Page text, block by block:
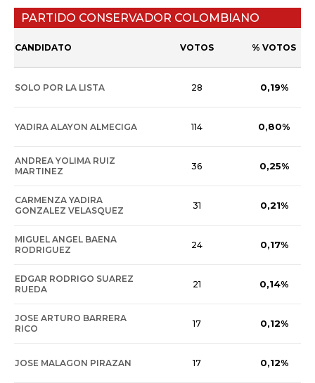
PARTIDO CONSERVADOR COLOMBIANO
CANDIDATO VOTOS % VOTOS
SOLO POR LA LISTA 28 0,19%
YADIRA ALAYON ALMECIGA 114 0,80%
ANDREA YOLIMA RUIZ
MARTINEZ
36 0,25%
CARMENZA YADIRA
GONZALEZ VELASQUEZ
31 0,21%
MIGUEL ANGEL BAENA
RODRIGUEZ
24 0,17%
EDGAR RODRIGO SUAREZ
RUEDA
21 0,14%
JOSE ARTURO BARRERA
RICO
17 0,12%
JOSE MALAGON PIRAZAN 17 0,12%